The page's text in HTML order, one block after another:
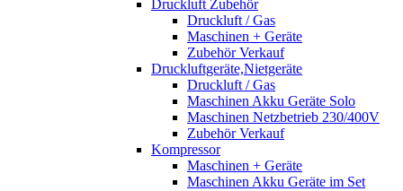
Druckluft Zubehör
Druckluft / Gas
Maschinen + Geräte
Zubehör Verkauf
Druckluftgeräte,Nietgeräte
Druckluft / Gas
Maschinen Akku Geräte Solo
Maschinen Netzbetrieb 230/400V
Zubehör Verkauf
Kompressor
Maschinen + Geräte
Maschinen Akku Geräte im Set